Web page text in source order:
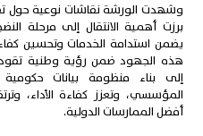
وشهدت الورشة نقاشات نوعية حول
برزت أهمية الانتقال إلى مرحلة
يضمن استدامة الخدمات وتحسين
هذه الجهود ضمن رؤية وطنية
إلى بناء منظومة بيانات
المؤسسي، وتعزز كفاءة الأداء،
أفضل الممارسات الدولية.